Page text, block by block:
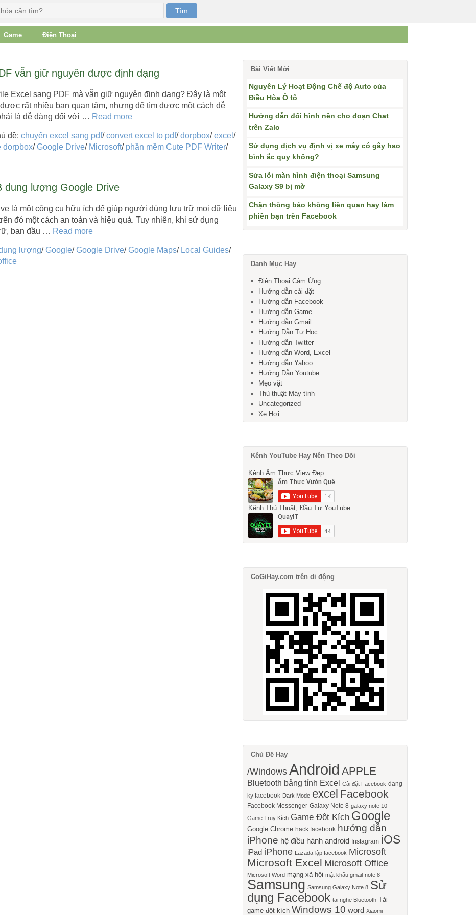
Game Điện Thoại
vẫn giữ nguyên được định dạng
Excel sang PDF mà vẫn giữ nguyên định dạng? Đây là một
rất nhiều bạn quan tâm, nhưng để tìm được một cách dễ
là dễ dàng đối với … Read more
đề: chuyển excel sang pdf/convert excel to pdf/dorpbox/excel /
dorpbox/Google Drive/ Microsoft/ phần mềm Cute PDF Writer/
dung lượng Google Drive
là một công cụ hữu ích để giúp người dùng lưu trữ mọi dữ liệu
đó một cách an toàn và hiệu quả. Tuy nhiên, khi sử dụng
ban đầu … Read more
lượng/Google/Google Drive/Google Maps/ Local Guides/
Bài Viết Mới
Nguyên Lý Hoạt Động Chế độ Auto của
Điều Hòa Ô tô
Hướng dẫn đổi hình nền cho đoạn Chat
trên Zalo
Sử dụng dịch vụ định vị xe máy có gây hao
bình ắc quy không?
Sửa lỗi màn hình điện thoại Samsung
Galaxy S9 bị mờ
Chặn thông báo không liên quan hay làm
phiền bạn trên Facebook
Danh Mục Hay
Điện Thoại Cảm Ứng
Hướng dẫn cài đặt
Hướng dẫn Facebook
Hướng dẫn Game
Hướng dẫn Gmail
Hướng Dẫn Tự Học
Hướng dẫn Twitter
Hướng dẫn Word, Excel
Hướng dẫn Yahoo
Hướng Dẫn Youtube
Mẹo vặt
Thủ thuật Máy tính
Uncategorized
Xe Hơi
Kênh YouTube Hay Nên Theo Dõi
Kênh Ẩm Thực View Đẹp
Kênh Thủ Thuật, Đầu Tư YouTube
CoGiHay.com trên di động
Chủ Đề Hay
/Windows Android APPLE
Bluetooth bảng tính Excel Cài đặt Facebook dang
ky facebook Dark Mode excel Facebook
Facebook Messenger Galaxy Note 8 galaxy note 10
Game Truy Kích Game Đột Kích Google
Google Chrome hack facebook hướng dẫn
iPhone hệ điều hành android Instagram iOS
iPad iPhone Lazada lập facebook Microsoft
Microsoft Excel Microsoft Office
Microsoft Word mạng xã hội mật khẩu gmail note 8
Samsung Samsung Galaxy Note 8 Sử
dụng Facebook tai nghe Bluetooth Tải
game đột kích Windows 10 word Xiaomi